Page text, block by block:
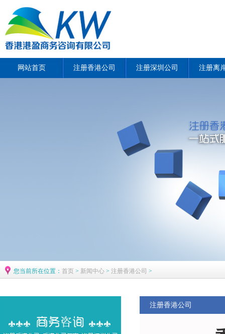
网站首页 注册香港公司 注册深圳公司 注册离
您当前所在位置： 首页 > 新闻中心 > 注册香港公司 >
注册香港公司